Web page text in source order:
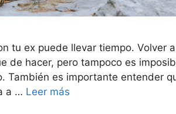
tu ex puede llevar tiempo. Volver
de hacer, pero tampoco es
También es importante entender
a … Leer más